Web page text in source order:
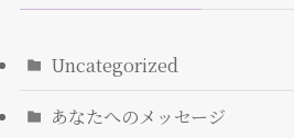
Uncategorized
あなたへのメッセージ